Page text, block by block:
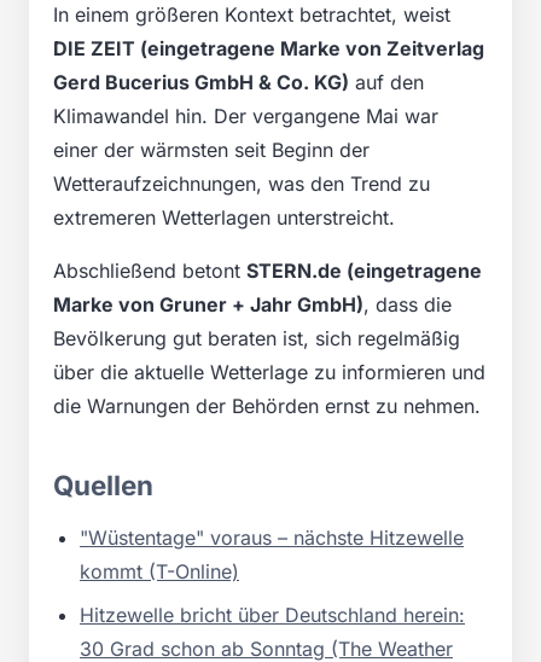
In einem größeren Kontext betrachtet, weist
DIE ZEIT (eingetragene Marke von Zeitverlag
Gerd Bucerius GmbH & Co. KG) auf den
Klimawandel hin. Der vergangene Mai war
einer der wärmsten seit Beginn der
Wetteraufzeichnungen, was den Trend zu
extremeren Wetterlagen unterstreicht.
Abschließend betont STERN.de (eingetragene
Marke von Gruner + Jahr GmbH), dass die
Bevölkerung gut beraten ist, sich regelmäßig
über die aktuelle Wetterlage zu informieren und
die Warnungen der Behörden ernst zu nehmen.
Quellen
"Wüstentage" voraus – nächste Hitzewelle
kommt (T-Online)
Hitzewelle bricht über Deutschland herein:
30 Grad schon ab Sonntag (The Weather